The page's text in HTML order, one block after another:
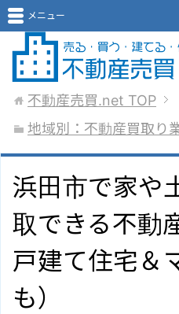
メニュー
不動産売買.net TOP
地域別：不動産買取り
浜田市で家や
取できる不動
戸建て住宅＆
も）